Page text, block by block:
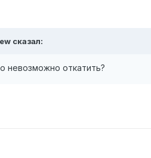
сказал:
невозможно откатить?